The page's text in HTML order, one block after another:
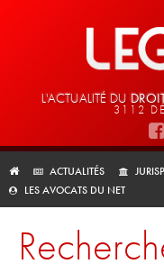
L'ACTUALITÉ DU
3112
ACTUALITÉS
LES AVOCATS DU NET